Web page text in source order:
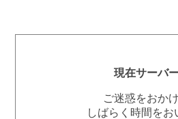
現在サーバ
ご迷惑をおか
しばらく時間を